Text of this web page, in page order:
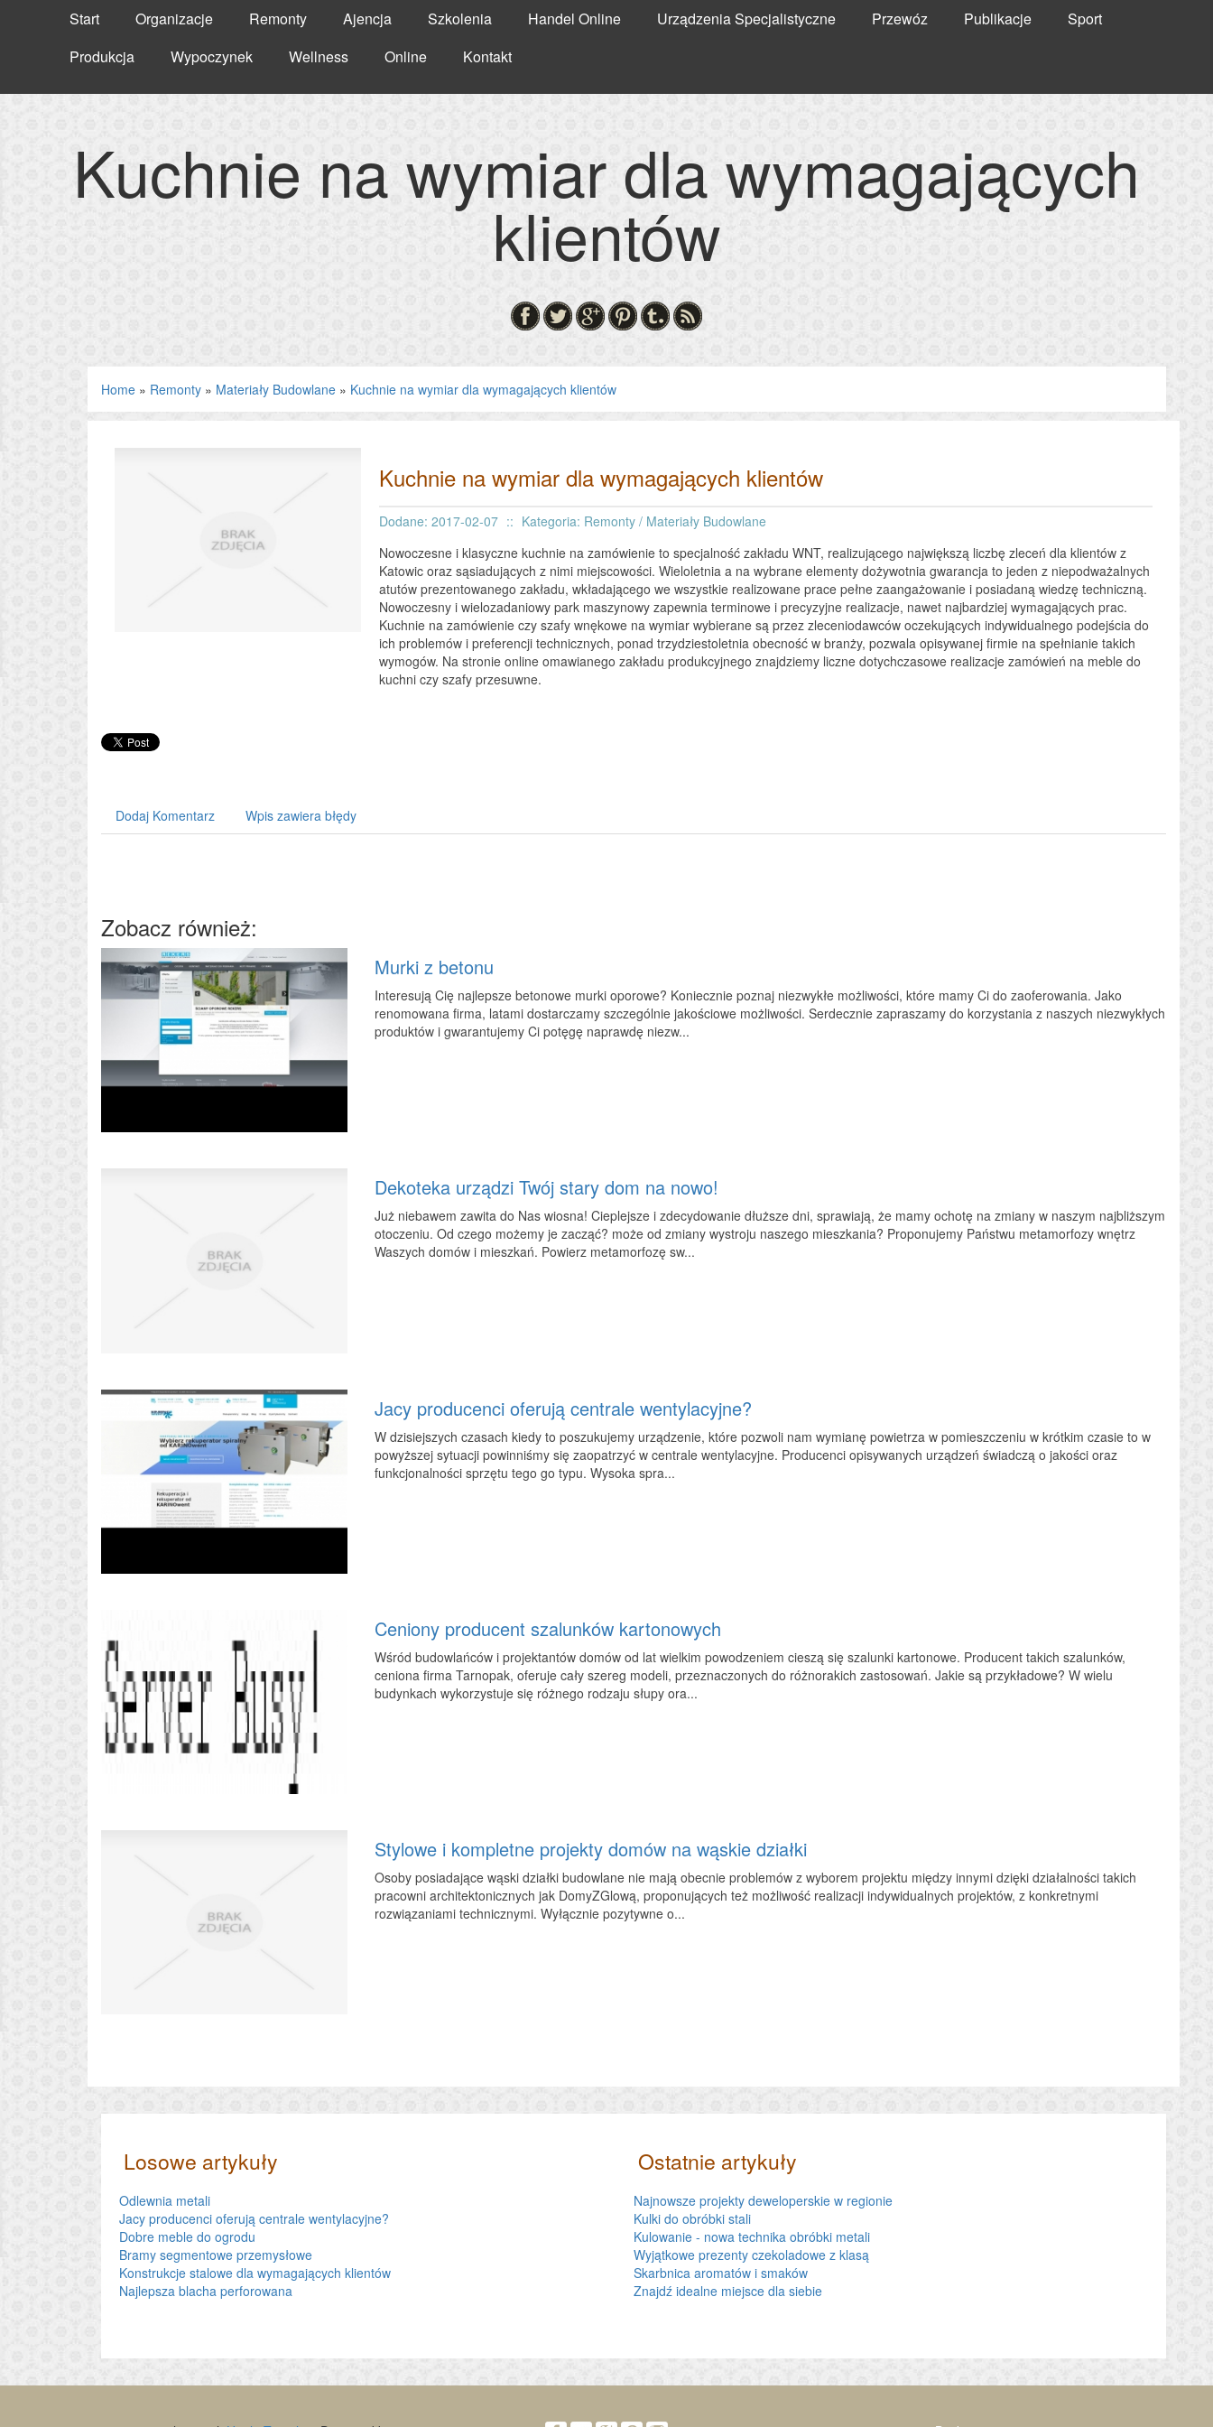
Start Organizacje Remonty Ajencja Szkolenia Handel Online Urządzenia Specjalistyczne Przewóz Publikacje
Sport
Produkcja
Wypoczynek Wellness Online Kontakt
Kuchnie na wymiar dla wymagających
klientów
Home » Remonty » Materiały Budowlane » Kuchnie na wymiar dla wymagających klientów
Kuchnie na wymiar dla wymagających klientów
Dodane: 2017-02-07 :: Kategoria: Remonty / Materiały Budowlane
Nowoczesne i klasyczne kuchnie na zamówienie to specjalność zakładu WNT, realizującego największą liczbę zleceń dla klientów z
Katowic oraz sąsiadujących z nimi miejscowości. Wieloletnia a na wybrane elementy dożywotnia gwarancja to jeden z niepodważalnych
atutów prezentowanego zakładu, wkładającego we wszystkie realizowane prace pełne zaangażowanie i posiadaną wiedzę techniczną.
Nowoczesny i wielozadaniowy park maszynowy zapewnia terminowe i precyzyjne realizacje, nawet najbardziej wymagających prac.
Kuchnie na zamówienie czy szafy wnękowe na wymiar wybierane są przez zleceniodawców oczekujących indywidualnego podejścia do
ich problemów i preferencji technicznych, ponad trzydziestoletnia obecność w branży, pozwala opisywanej firmie na spełnianie takich
wymogów. Na stronie online omawianego zakładu produkcyjnego znajdziemy liczne dotychczasowe realizacje zamówień na meble do
kuchni czy szafy przesuwne.
Dodaj Komentarz Wpis zawiera błędy
Zobacz również:
Murki z betonu
Interesują Cię najlepsze betonowe murki oporowe? Koniecznie poznaj niezwykłe możliwości, które mamy Ci do zaoferowania. Jako
renomowana firma, latami dostarczamy szczególnie jakościowe możliwości. Serdecznie zapraszamy do korzystania z naszych niezwykłych
produktów i gwarantujemy Ci potęgę naprawdę niezw...
Dekoteka urządzi Twój stary dom na nowo!
Już niebawem zawita do Nas wiosna! Cieplejsze i zdecydowanie dłuższe dni, sprawiają, że mamy ochotę na zmiany w naszym najbliższym
otoczeniu. Od czego możemy je zacząć? może od zmiany wystroju naszego mieszkania? Proponujemy Państwu metamorfozy wnętrz
Waszych domów i mieszkań. Powierz metamorfozę sw...
Jacy producenci oferują centrale wentylacyjne?
W dzisiejszych czasach kiedy to poszukujemy urządzenie, które pozwoli nam wymianę powietrza w pomieszczeniu w krótkim czasie to w
powyższej sytuacji powinniśmy się zaopatrzyć w centrale wentylacyjne. Producenci opisywanych urządzeń świadczą o jakości oraz
funkcjonalności sprzętu tego go typu. Wysoka spra...
Ceniony producent szalunków kartonowych
Wśród budowlańców i projektantów domów od lat wielkim powodzeniem cieszą się szalunki kartonowe. Producent takich szalunków,
ceniona firma Tarnopak, oferuje cały szereg modeli, przeznaczonych do różnorakich zastosowań. Jakie są przykładowe? W wielu
budynkach wykorzystuje się różnego rodzaju słupy ora...
Stylowe i kompletne projekty domów na wąskie działki
Osoby posiadające wąski działki budowlane nie mają obecnie problemów z wyborem projektu między innymi dzięki działalności takich
pracowni architektonicznych jak DomyZGlową, proponujących też możliwość realizacji indywidualnych projektów, z konkretnymi
rozwiązaniami technicznymi. Wyłącznie pozytywne o...
Losowe artykuły
Odlewnia metali
Jacy producenci oferują centrale wentylacyjne?
Dobre meble do ogrodu
Bramy segmentowe przemysłowe
Konstrukcje stalowe dla wymagających klientów
Najlepsza blacha perforowana
Ostatnie artykuły
Najnowsze projekty deweloperskie w regionie
Kulki do obróbki stali
Kulowanie - nowa technika obróbki metali
Wyjątkowe prezenty czekoladowe z klasą
Skarbnica aromatów i smaków
Znajdź idealne miejsce dla siebie